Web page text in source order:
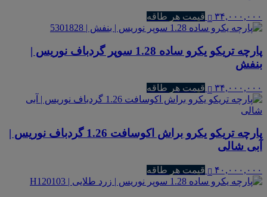
۳۴,۰۰۰,۰۰۰ قیمت هر طاقه
پارچه تریکو یکرو ساده 1.28 سوپر گردباف نوریس |
بنفش
۳۴,۰۰۰,۰۰۰ قیمت هر طاقه
پارچه تریکو یکرو براش اکوسافت 1.26 گردباف نوریس |
آبی شالی
۴۰,۰۰۰,۰۰۰ قیمت هر طاقه